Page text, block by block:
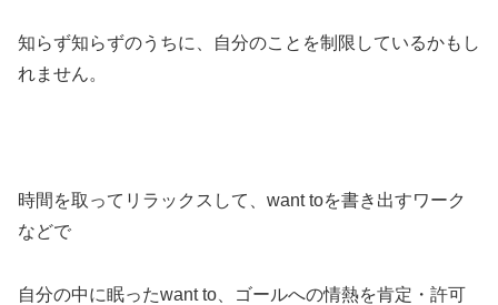
知らず知らずのうちに、自分のことを制限しているかもし
れません。
時間を取ってリラックスして、want toを書き出すワーク
などで
自分の中に眠ったwant to、ゴールへの情熱を肯定・許可